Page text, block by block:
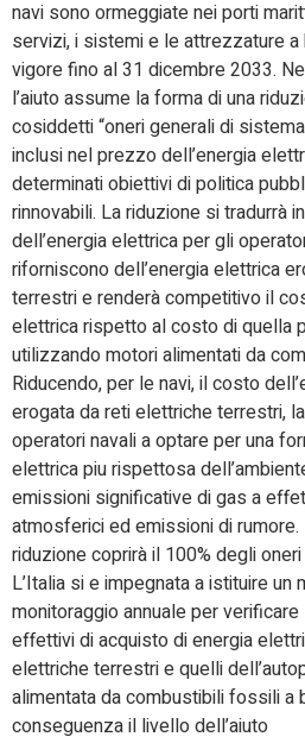
navi sono ormeggiate nei porti
servizi, i sistemi e le attrezzature
vigore fino al 31 dicembre 2033.
l’aiuto assume la forma di una
cosiddetti “oneri generali di
inclusi nel prezzo dell’energia
determinati obiettivi di politica
rinnovabili. La riduzione si tradurrà
dell’energia elettrica per gli
riforniscono dell’energia elettrica
terrestri e renderà competitivo il
elettrica rispetto al costo di quella
utilizzando motori alimentati da
Riducendo, per le navi, il costo
erogata da reti elettriche terrestri,
operatori navali a optare per una
elettrica piu rispettosa
emissioni significative di gas a
atmosferici ed emissioni di
riduzione coprirà il 100% degli
L’Italia si e impegnata a istituire un
monitoraggio annuale per
effettivi di acquisto di energia
elettriche terrestri e quelli
alimentata da combustibili fossili a
conseguenza il livello dell’aiuto